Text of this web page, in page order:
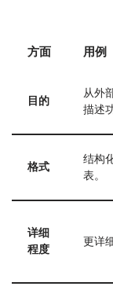
方面 用例
目的
从外
描述
格式
结构
表。
详细
程度
更详